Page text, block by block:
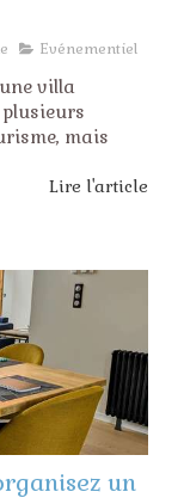
Evénementiel
villa
mais
Lire l'article
un